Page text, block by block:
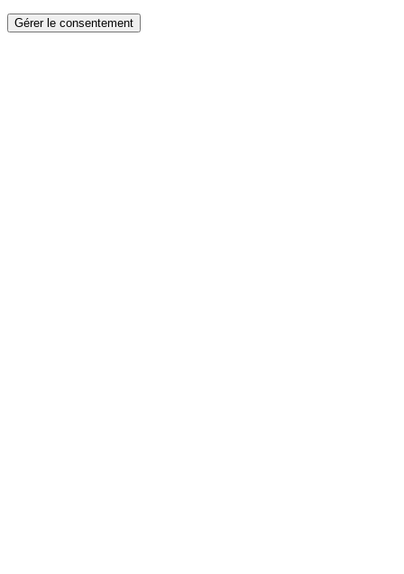
Gérer le consentement